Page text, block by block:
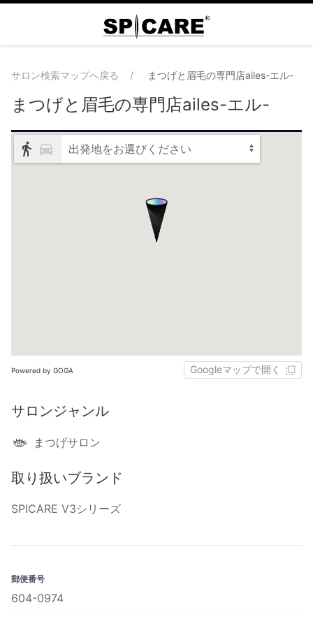
サロン検索マップへ戻る まつげと眉毛の専門店ailes-エル-
まつげと眉毛の専門店ailes-エル-
出発地をお選びください
Powered by GOGA Googleマップで開く
サロンジャンル
まつげサロン
取り扱いブランド
SPICARE V3シリーズ
郵便番号
604-0974